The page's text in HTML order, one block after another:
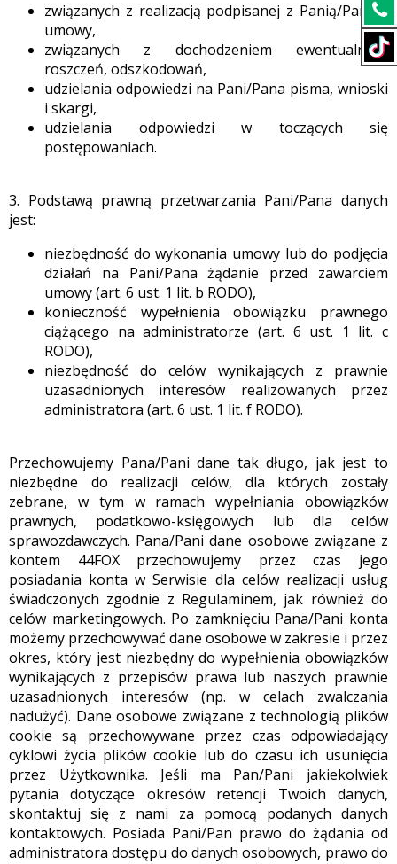
związanych z realizacją podpisanej z Panią/Panem
umowy,
związanych z dochodzeniem ewentualnych
roszczeń, odszkodowań,
udzielania odpowiedzi na Pani/Pana pisma, wnioski
i skargi,
udzielania odpowiedzi w toczących się
postępowaniach.
3. Podstawą prawną przetwarzania Pani/Pana danych
jest:
niezbędność do wykonania umowy lub do podjęcia
działań na Pani/Pana żądanie przed zawarciem
umowy (art. 6 ust. 1 lit. b RODO),
konieczność wypełnienia obowiązku prawnego
ciążącego na administratorze (art. 6 ust. 1 lit. c
RODO),
niezbędność do celów wynikających z prawnie
uzasadnionych interesów realizowanych przez
administratora (art. 6 ust. 1 lit. f RODO).
Przechowujemy Pana/Pani dane tak długo, jak jest to
niezbędne do realizacji celów, dla których zostały
zebrane, w tym w ramach wypełniania obowiązków
prawnych, podatkowo-księgowych lub dla celów
sprawozdawczych. Pana/Pani dane osobowe związane z
kontem 44FOX przechowujemy przez czas jego
posiadania konta w Serwisie dla celów realizacji usług
świadczonych zgodnie z Regulaminem, jak również do
celów marketingowych. Po zamknięciu Pana/Pani konta
możemy przechowywać dane osobowe w zakresie i przez
okres, który jest niezbędny do wypełnienia obowiązków
wynikających z przepisów prawa lub naszych prawnie
uzasadnionych interesów (np. w celach zwalczania
nadużyć). Dane osobowe związane z technologią plików
cookie są przechowywane przez czas odpowiadający
cyklowi życia plików cookie lub do czasu ich usunięcia
przez Użytkownika. Jeśli ma Pan/Pani jakiekolwiek
pytania dotyczące okresów retencji Twoich danych,
skontaktuj się z nami za pomocą podanych danych
kontaktowych. Posiada Pani/Pan prawo do żądania od
administratora dostępu do danych osobowych, prawo do